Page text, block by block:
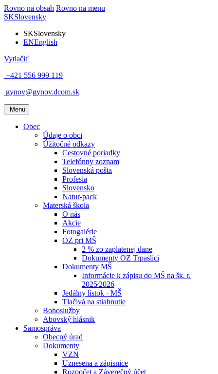
Rovno na obsah Rovno na menu
SKSlovensky
SKSlovensky
ENEnglish
Vytlačiť
+421 556 999 119
gynov@gynov.dcom.sk
Menu
Obec
Údaje o obci
Úžitočné odkazy
Cestovné poriadky
Telefónny zoznam
Slovenská pošta
Profesia
Slovensko
Natur-pack
Materská škola
O nás
Akcie
Fotogalérie
OZ pri MŠ
2 % zo zaplatenej dane
Dokumenty OZ Trpaslíci
Dokumenty MŠ
Informácie k zápisu do MŠ na šk. r.
2025⁄2026
Jedálny lístok - MŠ
Tlačivá na stiahnutie
Bohoslužby
Abovský hlásnik
Samospráva
Obecný úrad
Dokumenty
VZN
Uznesena a zápisnice
Rozpočet a Záverečný účet